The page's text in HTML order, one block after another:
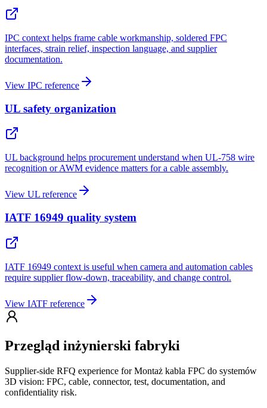
IPC context helps frame cable workmanship, soldered FPC
interfaces, strain relief, inspection language, and supplier
documentation.
View IPC reference
UL safety organization
UL background helps procurement understand when UL-758 wire
recognition or AWM evidence matters for a cable assembly.
View UL reference
IATF 16949 quality system
IATF 16949 context is useful when camera and automation cables
require supplier flow-down, traceability, and change control.
View IATF reference
Przegląd inżynierski fabryki
Supplier-side RFQ experience for Montaż kabla FPC do systemów
3D vision: FPC, cable, connector, test, documentation, and
confidentiality risk.